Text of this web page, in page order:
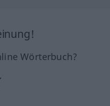
Wörterbuch?